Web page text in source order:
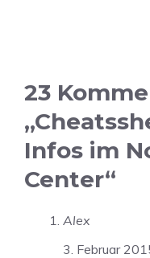
23
Infos im
Center“
Alex
3. Februar